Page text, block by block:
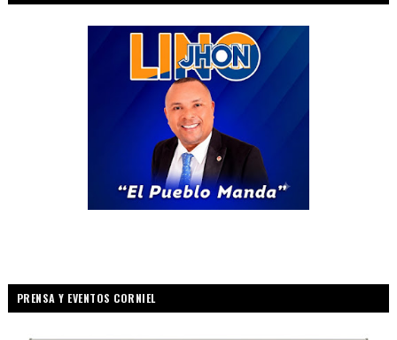
PRENSA Y EVENTOS CORNIEL